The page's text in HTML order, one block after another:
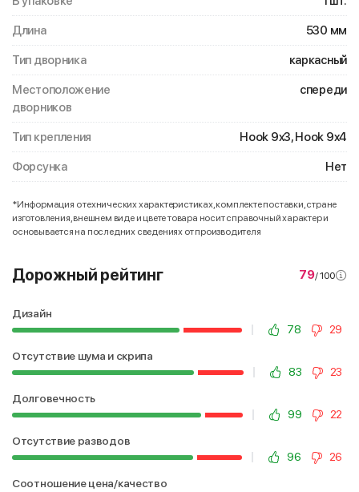
Длина 530 мм
Тип дворника каркасный
Местоположение
дворников
спереди
Тип крепления Hook 9x3, Hook 9x4
Форсунка Нет
*Информация о технических характеристиках, комплекте поставки, стране
изготовления, внешнем виде и цвете товара носит справочный характер и
основывается на последних сведениях от производителя
Дорожный рейтинг 79/ 100
Дизайн
78
29
Отсутствие шума и скрипа
83
23
Долговечность
99
22
Отсутствие разводов
96
26
Соотношение цена/качество